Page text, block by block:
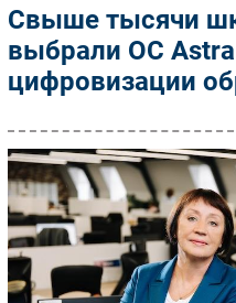
Свыше тысячи
выбрали ОС
цифровизации